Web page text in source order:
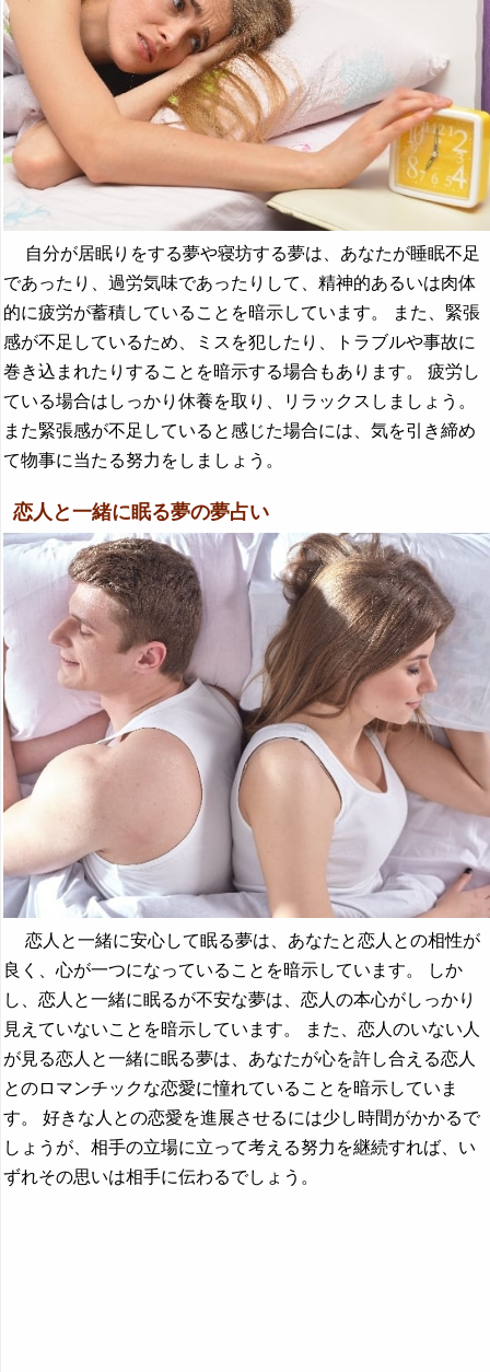
自分が居眠りをする夢や寝坊する夢は、あなたが睡眠不足
であったり、過労気味であったりして、精神的あるいは肉体
的に疲労が蓄積していることを暗示しています。 また、緊張
感が不足しているため、ミスを犯したり、トラブルや事故に
巻き込まれたりすることを暗示する場合もあります。 疲労し
ている場合はしっかり休養を取り、リラックスしましょう。
また緊張感が不足していると感じた場合には、気を引き締め
て物事に当たる努力をしましょう。
恋人と一緒に眠る夢の夢占い
恋人と一緒に安心して眠る夢は、あなたと恋人との相性が
良く、心が一つになっていることを暗示しています。 しか
し、恋人と一緒に眠るが不安な夢は、恋人の本心がしっかり
見えていないことを暗示しています。 また、恋人のいない人
が見る恋人と一緒に眠る夢は、あなたが心を許し合える恋人
とのロマンチックな恋愛に憧れていることを暗示していま
す。 好きな人との恋愛を進展させるには少し時間がかかるで
しょうが、相手の立場に立って考える努力を継続すれば、い
ずれその思いは相手に伝わるでしょう。